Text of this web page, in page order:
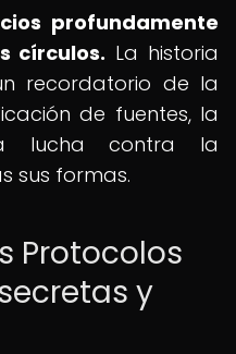
profundamente
círculos. La historia
recordatorio de la
de fuentes, la
lucha contra la
sus formas.
Protocolos
y